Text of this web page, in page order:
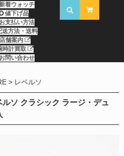
着ウォッチ
値下げ品
支払い方法
方法・送料
店舗案内
時計買取
問い合わせ
レベルソ
ソ クラシック ラージ・デュ